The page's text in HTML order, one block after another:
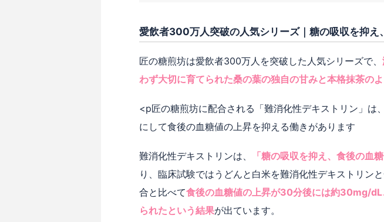
愛飲者300万人突破の人気シリーズ｜糖の吸収を抑え
匠の糖煎坊は愛飲者300万人を突破した人気シリーズで、
わず大切に育てられた桑の葉の独自の甘みと本格抹茶の
<p匠の糖煎坊に配合される「難消化性デキストリン」は
にして食後の血糖値の上昇を抑える働きがあります
難消化性デキストリンは、 「糖の吸収を抑え、食後の血
り、臨床試験ではうどんと白米を難消化性デキストリン
合と比べて食後の血糖値の上昇が30分後には約30mg/
られたという結果が出ています。